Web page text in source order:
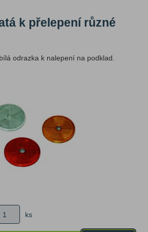
k přelepení různé
odrazka k nalepení na podklad.
ks